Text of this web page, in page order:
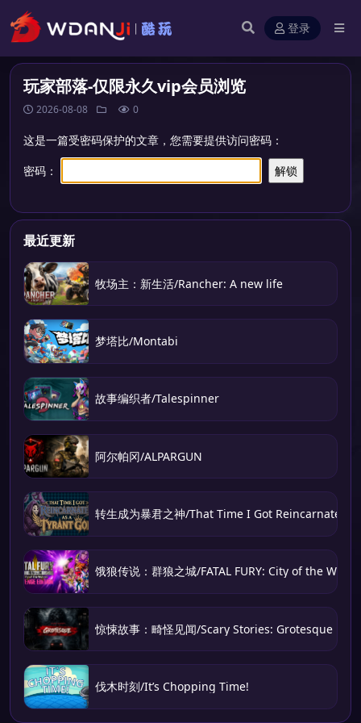
登录
玩家部落-仅限永久vip会员浏览
2026-08-08 0
这是一篇受密码保护的文章，您需要提供访问密码：
密码：
最近更新
牧场主：新生活/Rancher: A new life
梦塔比/Montabi
故事编织者/Talespinner
阿尔帕冈/ALPARGUN
转生成为暴君之神/That Time I Got Reincarnated
饿狼传说：群狼之城/FATAL FURY: City of the
惊悚故事：畸怪见闻/Scary Stories: Grotesque
伐木时刻/It’s Chopping Time!